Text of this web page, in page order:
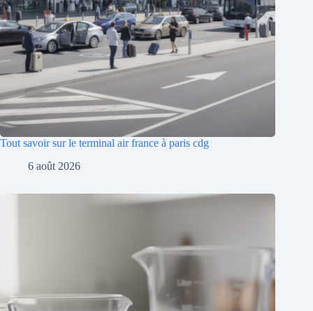
Tout savoir sur le terminal air france à paris cdg
6 août 2026